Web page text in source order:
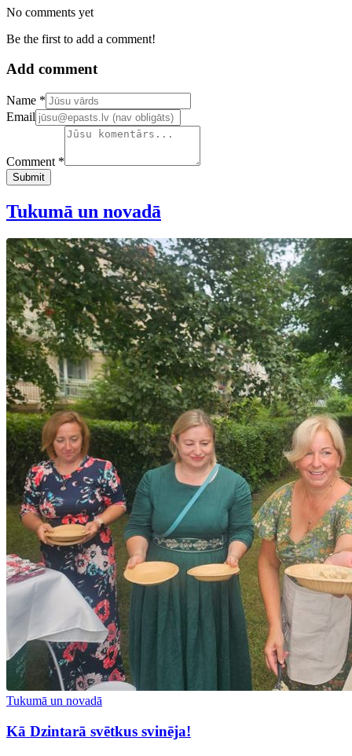
No comments yet
Be the first to add a comment!
Add comment
Confirm your email address
Name *
Email
Comment *
Submit
Tukumā un novadā
Tukumā un novadā
Kā Dzintarā svētkus svinēja!